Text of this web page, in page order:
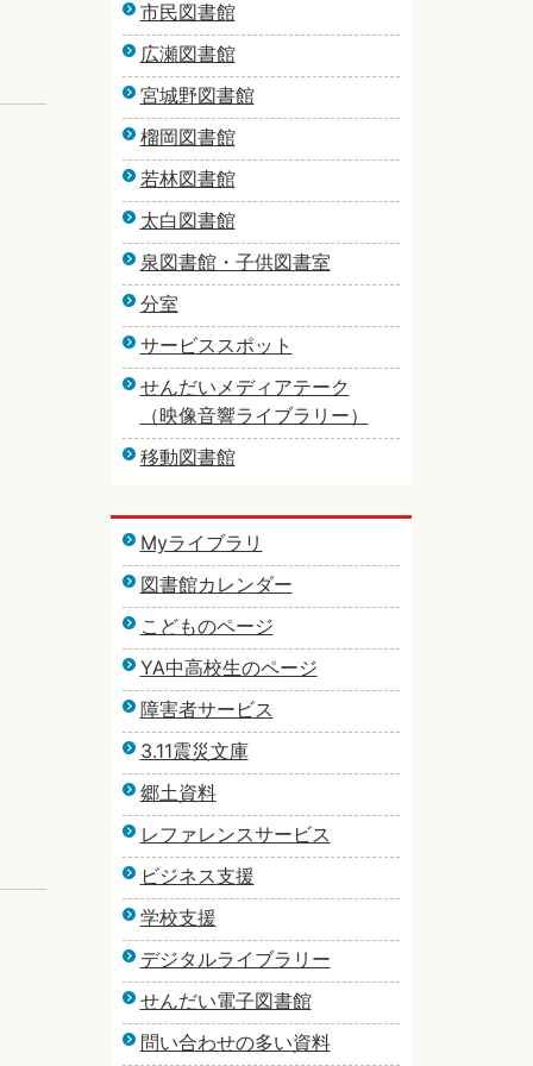
市民図書館
広瀬図書館
宮城野図書館
榴岡図書館
若林図書館
太白図書館
泉図書館・子供図書室
分室
サービススポット
せんだいメディアテーク
（映像音響ライブラリー）
移動図書館
Myライブラリ
図書館カレンダー
こどものページ
YA中高校生のページ
障害者サービス
3.11震災文庫
郷土資料
レファレンスサービス
ビジネス支援
学校支援
デジタルライブラリー
せんだい電子図書館
問い合わせの多い資料